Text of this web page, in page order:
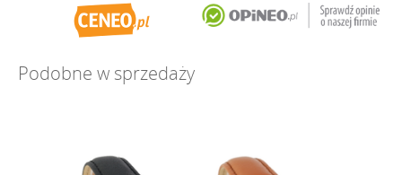
Podobne w sprzedaży